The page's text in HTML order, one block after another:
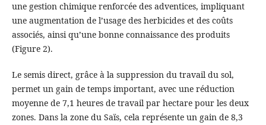
une gestion chimique renforcée des adventices, impliquant
une augmentation de l’usage des herbicides et des coûts
associés, ainsi qu’une bonne connaissance des produits
(Figure 2).
Le semis direct, grâce à la suppression du travail du sol,
permet un gain de temps important, avec une réduction
moyenne de 7,1 heures de travail par hectare pour les deux
zones. Dans la zone du Saïs, cela représente un gain de 8,3